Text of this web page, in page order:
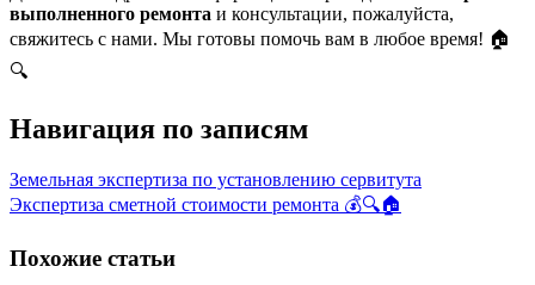
выполненного ремонта и консультации, пожалуйста,
свяжитесь с нами. Мы готовы помочь вам в любое время! 🏠
🔍
Навигация по записям
Земельная экспертиза по установлению сервитута
Экспертиза сметной стоимости ремонта 💰🔍🏠
Похожие статьи